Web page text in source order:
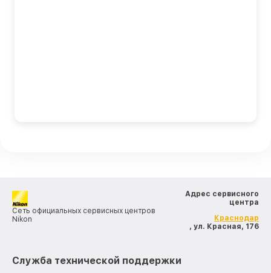
Сеть официальных сервисных центров
Nikon
Адрес сервисного
центра
Краснодар
, ул. Красная, 176
Служба технической поддержки